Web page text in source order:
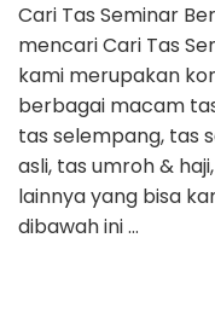
Cari Tas Seminar
mencari Cari Tas
kami merupakan
berbagai macam
tas selempang, tas
asli, tas umroh &
lainnya yang bisa
dibawah ini …